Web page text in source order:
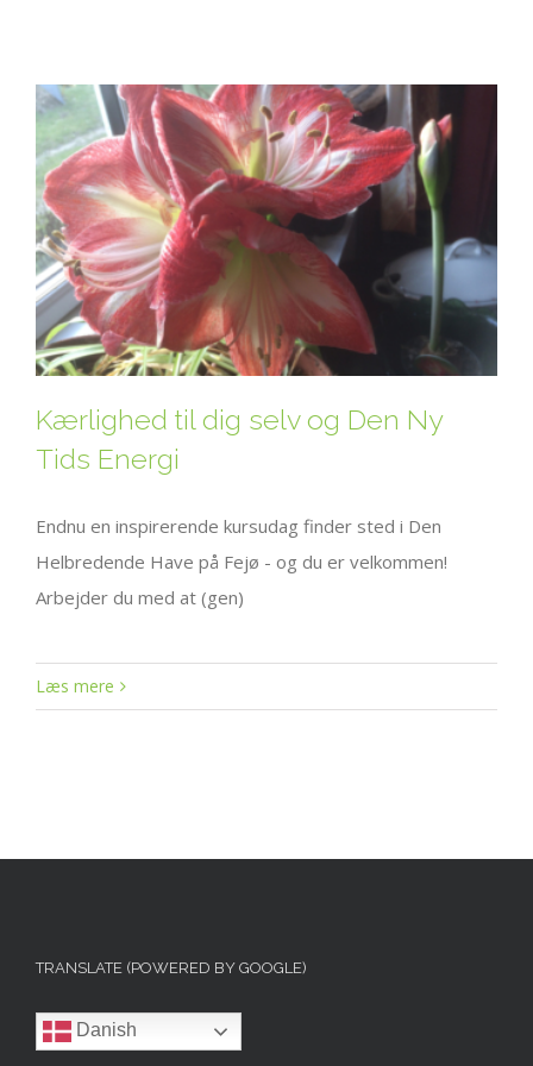
Kærlighed til dig selv og Den Ny
Tids Energi
Endnu en inspirerende kursudag finder sted i Den
Helbredende Have på Fejø - og du er velkommen!
Arbejder du med at (gen)
Læs mere
TRANSLATE (POWERED BY GOOGLE)
Danish